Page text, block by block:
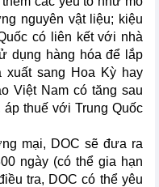
nguyên vật liệu; kiệu
có liên kết với nhà
dụng hàng hóa để lắp
xuất sang Hoa Kỳ hay
Việt Nam có tăng sau
thuế với Trung Quốc
mại, DOC sẽ đưa ra
ngày (có thể gia hạn
tra, DOC có thể yêu